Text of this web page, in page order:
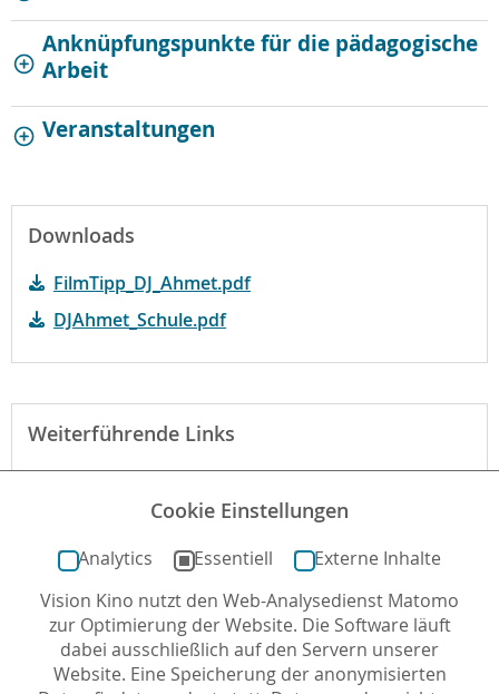
Anknüpfungspunkte für die pädagogische
Arbeit
Veranstaltungen
Downloads
FilmTipp_DJ_Ahmet.pdf
DJAhmet_Schule.pdf
Weiterführende Links
Der Film bei kinofenster.de
Autor*in: İlyas İnevi , 11.02.2026 , letzte Aktualisierung:
30.06.2026
Cookie Einstellungen
Analytics Essentiell
Externe Inhalte
Vision Kino nutzt den Web-Analysedienst Matomo
zur Optimierung der Website. Die Software läuft
dabei ausschließlich auf den Servern unserer
Website. Eine Speicherung der anonymisierten